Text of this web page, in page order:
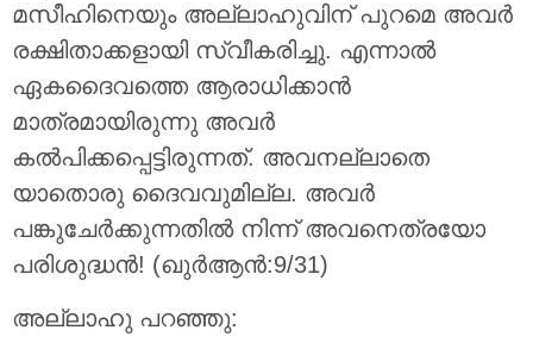
മസീഹിനെയും അല്ലാഹുവിന് പുറമെ അവര്‍
രക്ഷിതാക്കളായി സ്വീകരിച്ചു. എന്നാല്‍
ഏകദൈവത്തെ ആരാധിക്കാന്‍
മാത്രമായിരുന്നു അവര്‍
കല്‍പിക്കപ്പെട്ടിരുന്നത്‌. അവനല്ലാതെ
യാതൊരു ദൈവവുമില്ല. അവര്‍
പങ്കുചേര്‍ക്കുന്നതില്‍ നിന്ന് അവനെത്രയോ
പരിശുദ്ധന്‍! (ഖുർആൻ:9/31)
അല്ലാഹു പറഞ്ഞു: